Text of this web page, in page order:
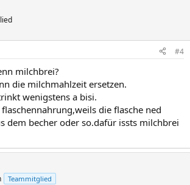
#4
milchbrei?
die milchmahlzeit ersetzen.
wenigstens a bisi.
die flasche ned
dem becher oder so.dafür issts milchbrei
Teammitglied